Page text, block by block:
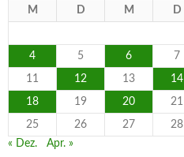
M D M D
4 5 6 7
11 12 13 14
18 19 20 21
25 26 27 28
« Dez.
Apr. »